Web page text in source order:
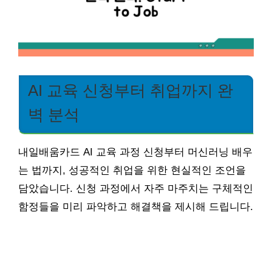
AI 교육 신청부터 취업까지 완
벽 분석
내일배움카드 AI 교육 과정 신청부터 머신러닝 배우
는 법까지, 성공적인 취업을 위한 현실적인 조언을
담았습니다. 신청 과정에서 자주 마주치는 구체적인
함정들을 미리 파악하고 해결책을 제시해 드립니다.